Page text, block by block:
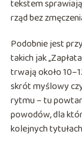
tekstem
rząd bez
Podobnie jest
takich jak
trwają około
skrót myślowy
rytmu – tu
powodów, dla
kolejnych